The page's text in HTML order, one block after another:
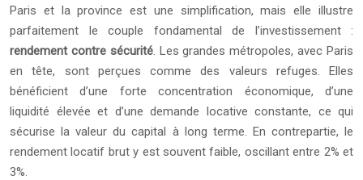
Paris et la province est une simplification, mais elle illustre
parfaitement le couple fondamental de l’investissement :
rendement contre sécurité. Les grandes métropoles, avec Paris
en tête, sont perçues comme des valeurs refuges. Elles
bénéficient d’une forte concentration économique, d’une
liquidité élevée et d’une demande locative constante, ce qui
sécurise la valeur du capital à long terme. En contrepartie, le
rendement locatif brut y est souvent faible, oscillant entre 2% et
3%.